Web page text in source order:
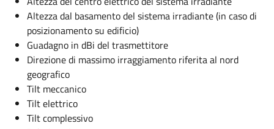
Altezza dal basamento del sistema irradiante (in caso di
posizionamento su edificio)
Guadagno in dBi del trasmettitore
Direzione di massimo irraggiamento riferita al nord
geografico
Tilt meccanico
Tilt elettrico
Tilt complessivo